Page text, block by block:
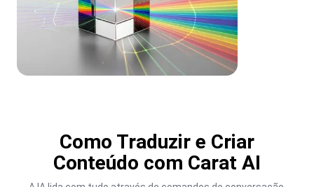
Como Traduzir e Criar
Conteúdo com Carat AI